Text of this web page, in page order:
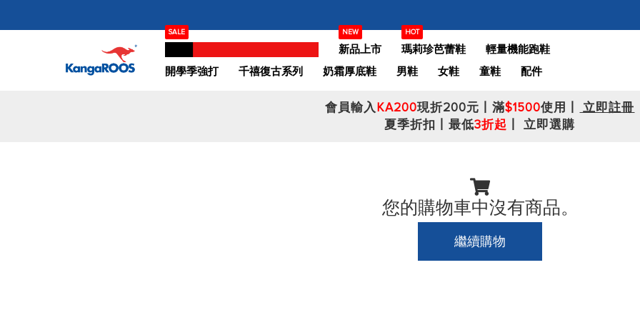
內
SALE
新品上市
NEW
瑪莉珍芭蕾鞋
HOT
輕量機能跑鞋
開學季強打
千禧復古系列 奶霜厚底鞋 男鞋 女鞋 童鞋 配件
會員輸入KA200現折200元丨滿$1500使用丨
立即註冊
夏季折扣丨最低3折起 立即選購
您的購物車中沒有商品。
繼續購物